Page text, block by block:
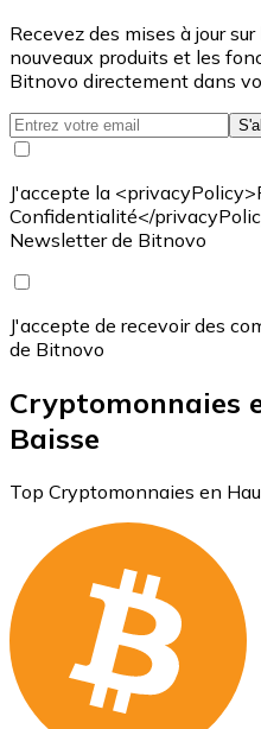
Recevez des mises à jour
nouveaux produits et les
Bitnovo directement dans
J'accepte la
Confidentialité</
Newsletter de Bitnovo
J'accepte de recevoir des
de Bitnovo
Cryptomonnaies
Baisse
Top Cryptomonnaies en